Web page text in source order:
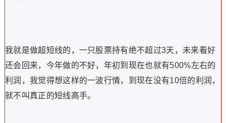
我就是做超短线的，一只股票持有绝不超过3天，未来看好
还会回来，今年做的不好，年初到现在也就有500%左右的
利润，我觉得想这样的一波行情，到现在没有10倍的利润，
就不叫真正的短线高手。